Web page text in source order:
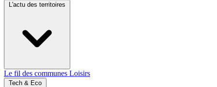
L'actu des territoires
Le fil des communes Loisirs
Tech & Eco